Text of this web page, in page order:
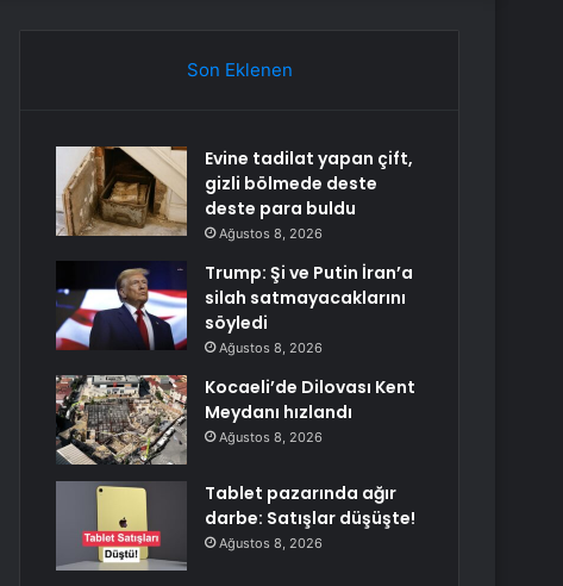
Son Eklenen
Evine tadilat yapan çift,
gizli bölmede deste
deste para buldu
Ağustos 8, 2026
Trump: Şi ve Putin İran’a
silah satmayacaklarını
söyledi
Ağustos 8, 2026
Kocaeli’de Dilovası Kent
Meydanı hızlandı
Ağustos 8, 2026
Tablet pazarında ağır
darbe: Satışlar düşüşte!
Ağustos 8, 2026